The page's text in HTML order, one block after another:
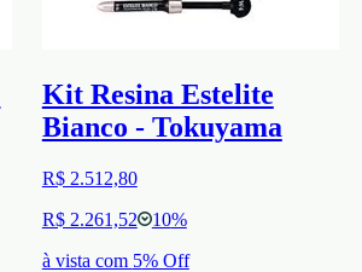
Kit Resina Estelite
Bianco - Tokuyama
R$ 2.512,80
R$ 2.261,52
10%
à vista com 5% Off